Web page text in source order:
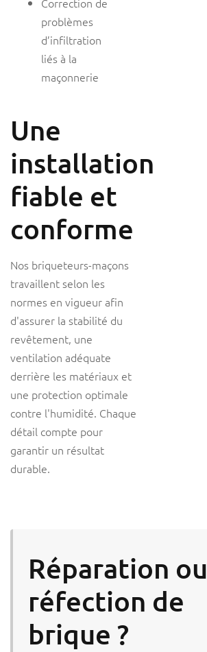
Correction de
problèmes
d’infiltration
liés à la
maçonnerie
Une
installation
fiable et
conforme
Nos briqueteurs-maçons
travaillent selon les
normes en vigueur afin
d'assurer la stabilité du
revêtement, une
ventilation adéquate
derrière les matériaux et
une protection optimale
contre l'humidité. Chaque
détail compte pour
garantir un résultat
durable.
Réparation ou
réfection de
brique ?